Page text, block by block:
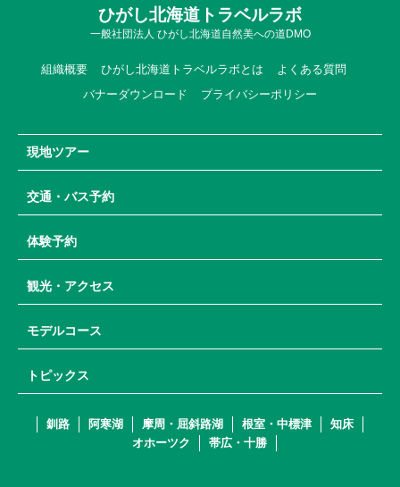
ひがし北海道トラベルラボ
一般社団法人 ひがし北海道自然美への道DMO
組織概要 ひがし北海道トラベルラボとは
よくある質問
バナーダウンロード
プライバシーポリシー
現地ツアー
交通・バス予約
体験予約
観光・アクセス
モデルコース
トピックス
釧路 阿寒湖 摩周・屈斜路湖 根室・中標津
知床
オホーツク
帯広・十勝